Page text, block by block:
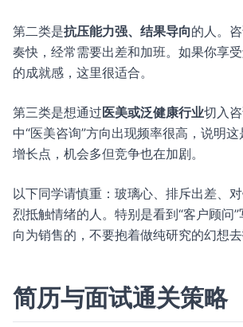
第二类是抗压能力强、结果导向的人。
奏快，经常需要出差和加班。如果你享
的成就感，这里很适合。
第三类是想通过医美或泛健康行业切入
中“医美咨询”方向出现频率很高，说明
增长点，机会多但竞争也在加剧。
以下同学请慎重：玻璃心、排斥出差、
烈抵触情绪的人。特别是看到“客户顾问
向为销售的，不要抱着做纯研究的幻想去
简历与面试通关策略